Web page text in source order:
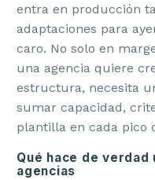
entra en producción
adaptaciones para
caro. No solo en
una agencia quiere
estructura, necesita
sumar capacidad,
plantilla en cada pico
Qué hace de
agencias